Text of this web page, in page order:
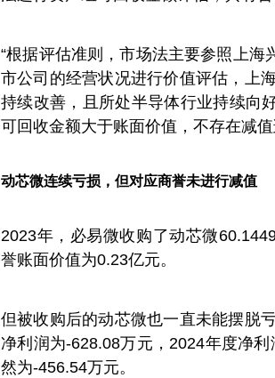
“根据评估准则，市场法主要参照上
市公司的经营状况进行价值评估，上
持续改善，且所处半导体行业持续向
可回收金额大于账面价值，不存在减
动芯微连续亏损，但对应商誉未进行减值
2023年，必易微收购了动芯微
誉账面价值为0.23亿元。
但被收购后的动芯微也一直未能摆脱
净利润为-628.08万元，2024年度净
然为-456.54万元。